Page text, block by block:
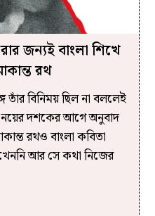
জন্যই বাংলা শিখে
রথ
তাঁর বিনিময় ছিল না বললেই
নয়ের দশকের আগে অনুবাদ
রথ‌ও বাংলা কবিতা
আর সে কথা নিজের